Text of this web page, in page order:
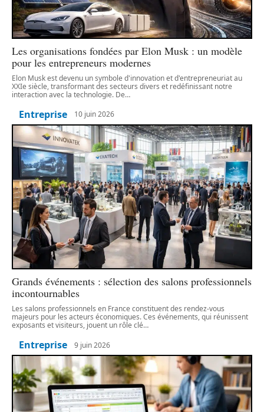
Les organisations fondées par Elon Musk : un modèle
pour les entrepreneurs modernes
Elon Musk est devenu un symbole d'innovation et d'entrepreneuriat au
XXIe siècle, transformant des secteurs divers et redéfinissant notre
interaction avec la technologie. De…
Entreprise 10 juin 2026
Grands événements : sélection des salons professionnels
incontournables
Les salons professionnels en France constituent des rendez-vous
majeurs pour les acteurs économiques. Ces événements, qui réunissent
exposants et visiteurs, jouent un rôle clé…
Entreprise 9 juin 2026